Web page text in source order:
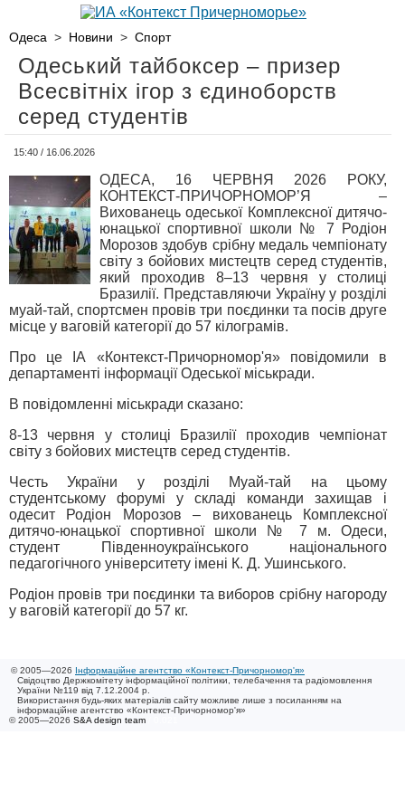
Одеса > Новини > Спорт
Одеський тайбоксер – призер
Всесвітніх ігор з єдиноборств
серед студентів
15:40 / 16.06.2026
ОДЕСА, 16 ЧЕРВНЯ 2026 РОКУ,
КОНТЕКСТ-ПРИЧОРНОМОР’Я –
Вихованець одеської Комплексної дитячо-
юнацької спортивної школи № 7 Родіон
Морозов здобув срібну медаль чемпіонату
світу з бойових мистецтв серед студентів,
який проходив 8–13 червня у столиці
Бразилії. Представляючи Україну у розділі
муай-тай, спортсмен провів три поєдинки та посів друге
місце у ваговій категорії до 57 кілограмів.
Про це ІА «Контекст-Причорномор'я» повідомили в
департаменті інформації Одеської міськради.
В повідомленні міськради сказано:
8-13 червня у столиці Бразилії проходив чемпіонат
світу з бойових мистецтв серед студентів.
Честь України у розділі Муай-тай на цьому
студентському форумі у складі команди захищав і
одесит Родіон Морозов – вихованець Комплексної
дитячо-юнацької спортивної школи № 7 м. Одеси,
студент Південноукраїнського національного
педагогічного університету імені К. Д. Ушинського.
Родіон провів три поєдинки та виборов срібну нагороду
у ваговій категорії до 57 кг.
© 2005—2026 Інформаційне агентство «Контекст-Причорномор'я»
Свідоцтво Держкомітету інформаційної політики, телебачення та радіомовлення
України №119 від 7.12.2004 р.
Використання будь-яких матеріалів сайту можливе лише з посиланням на
інформаційне агентство «Контекст-Причорномор'я»
© 2005—2026 S&A design team